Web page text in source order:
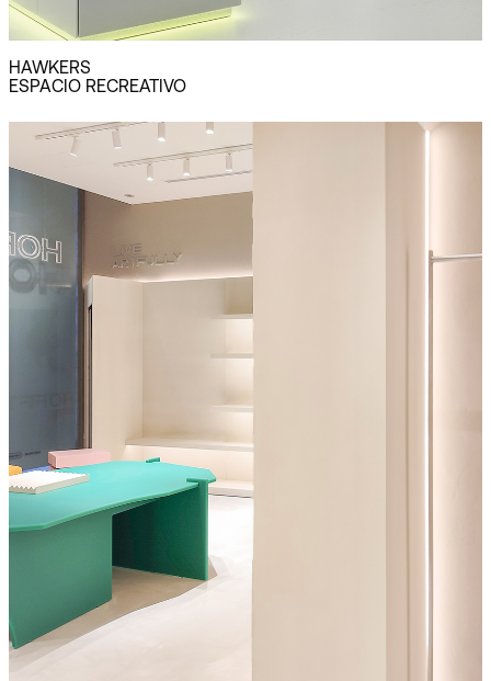
HAWKERS
ESPACIO RECREATIVO